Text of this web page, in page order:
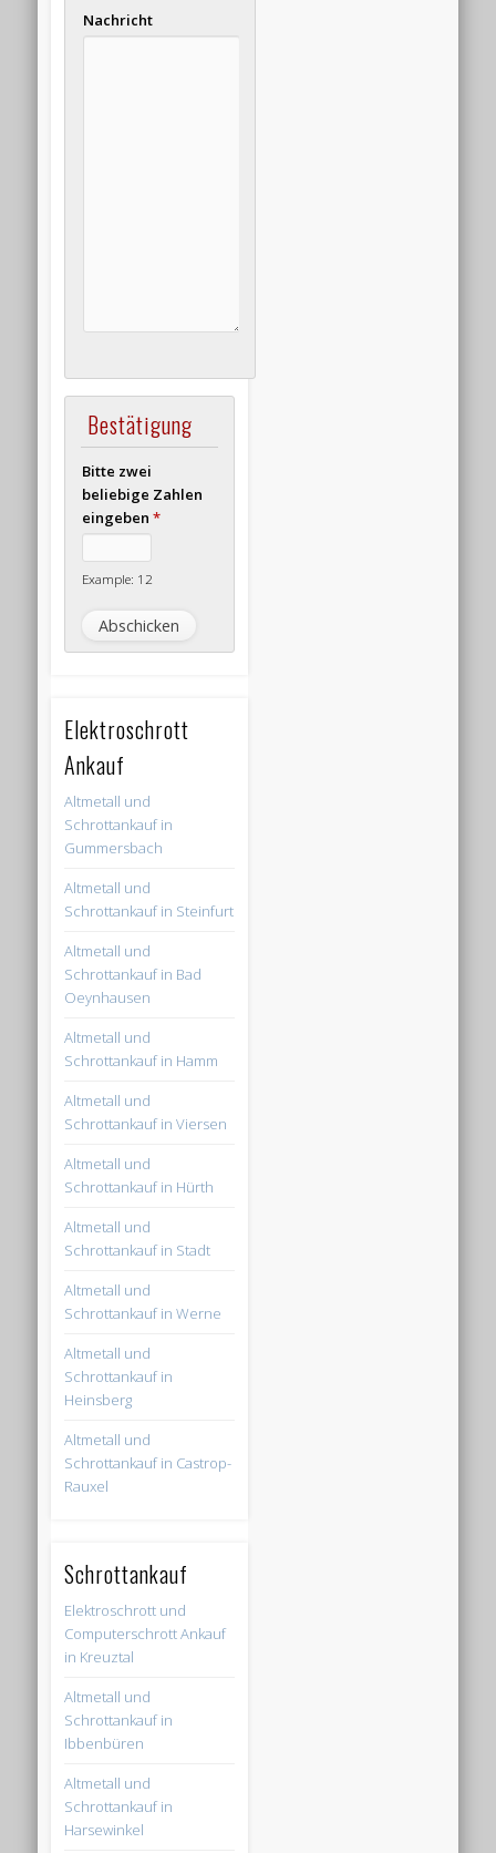
Nachricht
Bestätigung
Bitte zwei
beliebige Zahlen
eingeben*
Example: 12
Elektroschrott
Ankauf
Altmetall und
Schrottankauf in
Gummersbach
Altmetall und
Schrottankauf in Steinfurt
Altmetall und
Schrottankauf in Bad
Oeynhausen
Altmetall und
Schrottankauf in Hamm
Altmetall und
Schrottankauf in Viersen
Altmetall und
Schrottankauf in Hürth
Altmetall und
Schrottankauf in Stadt
Altmetall und
Schrottankauf in Werne
Altmetall und
Schrottankauf in
Heinsberg
Altmetall und
Schrottankauf in Castrop-
Rauxel
Schrottankauf
Elektroschrott und
Computerschrott Ankauf
in Kreuztal
Altmetall und
Schrottankauf in
Ibbenbüren
Altmetall und
Schrottankauf in
Harsewinkel